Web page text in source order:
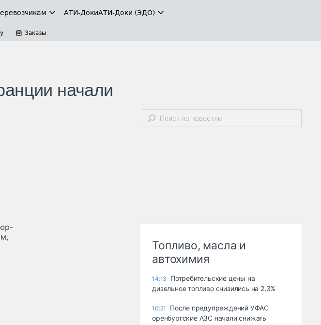
АТИ-ДокиАТИ-Доки (ЭДО)
Заказы
начали
Топливо, масла и
автохимия
14:13
Потребительские цены на
дизельное топливо снизились на 2,3%
10:21
После предупреждений УФАС
оренбургские АЗС начали снижать